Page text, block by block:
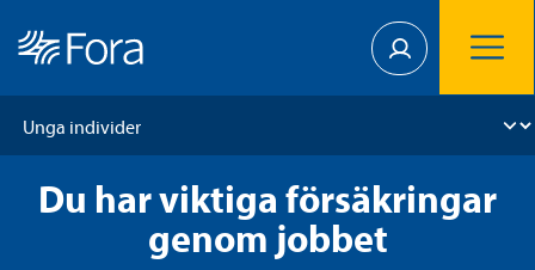
Du har viktiga försäkringar
genom jobbet